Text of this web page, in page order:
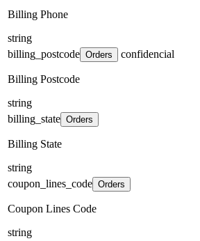
Billing Phone
string
billing_postcode Orders confidencial
Billing Postcode
string
billing_state Orders
Billing State
string
coupon_lines_code Orders
Coupon Lines Code
string